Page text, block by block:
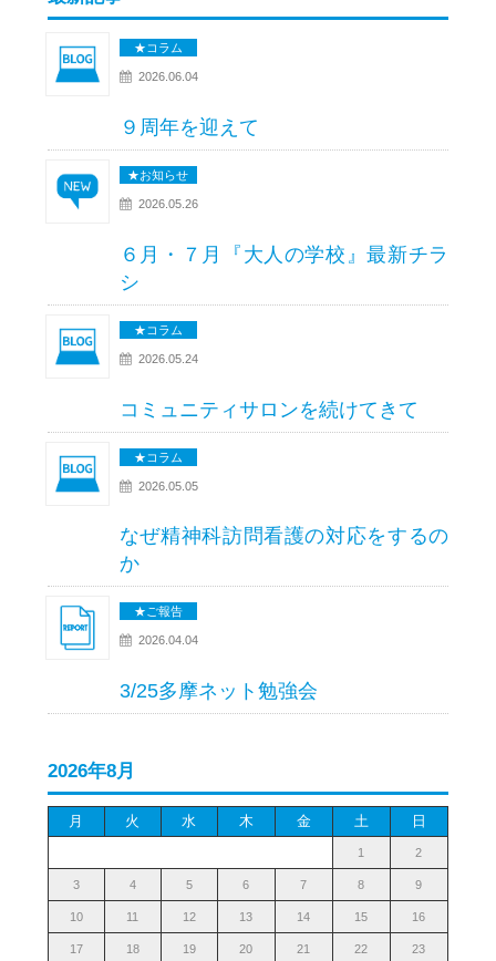
★コラム
2026.06.04
９周年を迎えて
★お知らせ
2026.05.26
６月・７月『大人の学校』最新チラ
シ
★コラム
2026.05.24
コミュニティサロンを続けてきて
★コラム
2026.05.05
なぜ精神科訪問看護の対応をするの
か
★ご報告
2026.04.04
3/25多摩ネット勉強会
2026年8月
月 火 水 木 金 土 日
1 2
3 4 5 6 7 8 9
10 11 12 13 14 15 16
17 18 19 20 21 22 23